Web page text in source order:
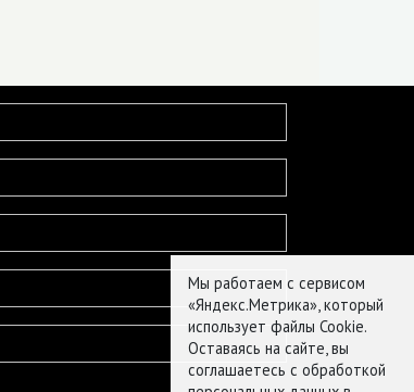
Мы работаем с сервисом
«Яндекс.Метрика», который
использует файлы Cookie.
Оставаясь на сайте, вы
соглашаетесь с обработкой